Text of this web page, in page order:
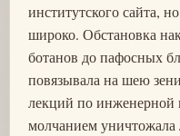
институтского сайта,
широко. Обстановка
ботанов до пафосных
повязывала на шею
лекций по инженерной
молчанием